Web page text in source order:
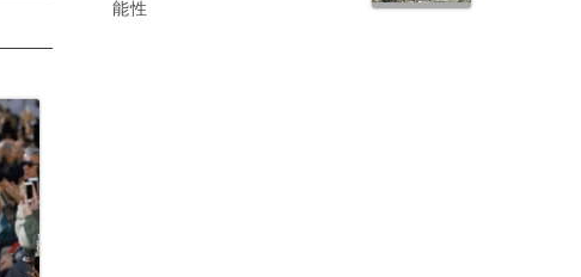
能性